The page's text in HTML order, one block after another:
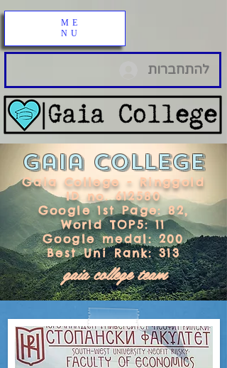
ME
NU
להתחברות
Gaia College
Gaia College - Ringgold
ID no. 612580
Google 1st Page: 82,
World TOP5: 11
Google medal: 200
Best UniRank: 313
gaia college team